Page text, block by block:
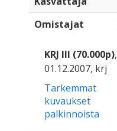
Omistajat
KRJ III (70.000p),
01.12.2007, krj
Tarkemmat
kuvaukset
palkinnoista